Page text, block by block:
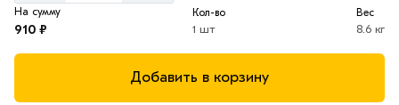
На сумму
910 ₽
Кол-во
1 шт
Вес
8.6 кг
Добавить в корзину